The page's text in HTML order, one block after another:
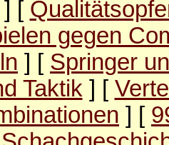
] [
gegen
] [ Springer
Taktik ] [
] [